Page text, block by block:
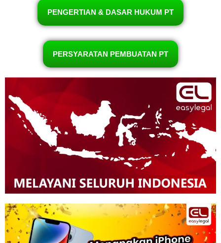
PENGERTIAN & DASAR HUKUM PT
PERSYARATAN PEMBUATAN PT